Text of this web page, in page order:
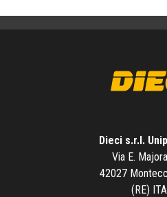
Dieci s.r.l.
Via E.
42027
(RE)